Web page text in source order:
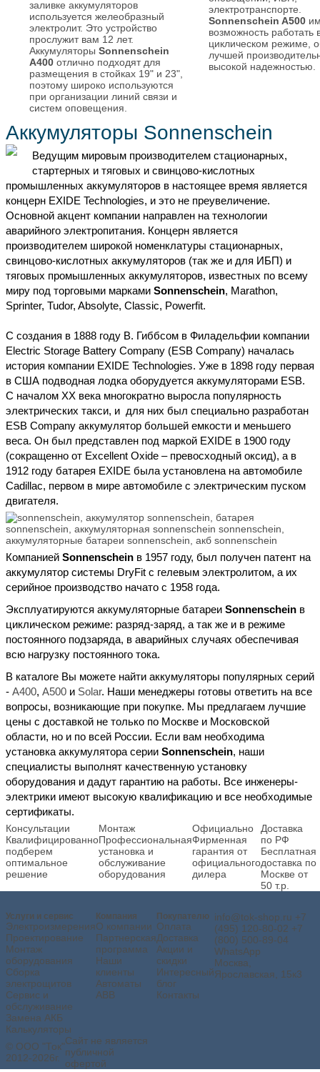
151-
250
(6)
Ёмкость
точно,
от до
АКБ
службы,
лет
6- (13)
10-
12:6 (23)
Повышенная
мощность
В 19'
стойку
клемм
Длина,
мм
Ширина,
мм
Высота,
мм
кг
Страна
изготовления
Показать(36)
Сброс
заливке аккумуляторов
используется желеобразный
электролит. Это устройство
прослужит вам 12 лет.
Аккумуляторы Sonnenschein
A400 отлично подходят для
размещения в стойках 19" и 23",
поэтому широко используются
при организации линий связи и
систем оповещения.
электротранспорте.
Sonnenschein A500
возможность работать
циклическом режиме,
лучшей
высокой надежностью.
Аккумуляторы Sonnenschein
Ведущим мировым производителем стационарных,
стартерных и тяговых и свинцово-кислотных
промышленных аккумуляторов в настоящее время является
концерн EXIDE Technologies, и это не преувеличение.
Основной акцент компании направлен на технологии
аварийного электропитания. Концерн является
производителем широкой номенклатуры стационарных,
свинцово-кислотных аккумуляторов (так же и для ИБП) и
тяговых промышленных аккумуляторов, известных по всему
миру под торговыми марками Sonnenschein, Marathon,
Sprinter, Tudor, Absolyte, Classic, Powerfit.
С создания в 1888 году В. Гиббсом в Филадельфии компании
Electric Storage Battery Company (ESB Company) началась
история компании EXIDE Technologies. Уже в 1898 году первая
в США подводная лодка оборудуется аккумуляторами ESB.
С началом ХХ века многократно выросла популярность
электрических такси, и для них был специально разработан
ESB Company аккумулятор большей емкости и меньшего
веса. Он был представлен под маркой EXIDE в 1900 году
(сокращенно от Excellent Oxide – превосходный оксид), а в
1912 году батарея EXIDE была установлена на автомобиле
Cadillac, первом в мире автомобиле с электрическим пуском
двигателя.
Компанией Sonnenschein в 1957 году, был получен патент на
аккумулятор системы DryFit с гелевым электролитом, а их
серийное производство начато с 1958 года.
Эксплуатируются аккумуляторные батареи Sonnenschein в
циклическом режиме: разряд-заряд, а так же и в режиме
постоянного подзаряда, в аварийных случаях обеспечивая
всю нагрузку постоянного тока.
В каталоге Вы можете найти аккумуляторы популярных серий
- A400, A500 и Solar. Наши менеджеры готовы ответить на все
вопросы, возникающие при покупке. Мы предлагаем лучшие
цены с доставкой не только по Москве и Московской
области, но и по всей России. Если вам необходима
установка аккумулятора серии Sonnenschein, наши
специалисты выполнят качественную установку
оборудования и дадут гарантию на работы. Все инженеры-
электрики имеют высокую квалификацию и все необходимые
сертификаты.
Консультации
Квалифицированно
подберем
оптимальное
решение
Монтаж
Профессиональная
установка и
обслуживание
оборудования
Официально
Фирменная
гарантия от
официального
дилера
Доставка
по РФ
Бесплатная
доставка по
Москве от
50 т.р.
Услуги и сервис
Электроизмерения
Проектирование
Монтаж
оборудования
Сборка
электрощитов
Сервис и
обслуживание
Замена АКБ
Калькуляторы
Компания
О компании
Партнерская
программа
Наши
клиенты
Автоматы
ABB
Покупателю
Оплата
Доставка
Акции и
скидки
Интересный
блог
Контакты
info@tok-shop.ru +7
(495) 120-80-02 +7
(800) 500-89-04
WhatsApp
Москва,
Ярославская, 15к3
© ООО "Ток"
2012-2026г.
Сайт не является
публичной
офертой